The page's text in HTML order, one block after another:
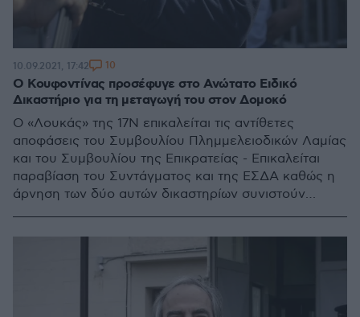
Ο Κουφοντίνας προσέφυγε στο Ανώτατο Ειδικό
Δικαστήριο για τη μεταγωγή του στον Δομοκό
Ο «Λουκάς» της 17Ν επικαλείται τις αντίθετες
αποφάσεις του Συμβουλίου Πλημμελειοδικών Λαμίας
και του Συμβουλίου της Επικρατείας - Επικαλείται
παραβίαση του Συντάγματος και της ΕΣΔΑ καθώς η
άρνηση των δύο αυτών δικαστηρίων συνιστούν
10.09.2021, 17:42 10